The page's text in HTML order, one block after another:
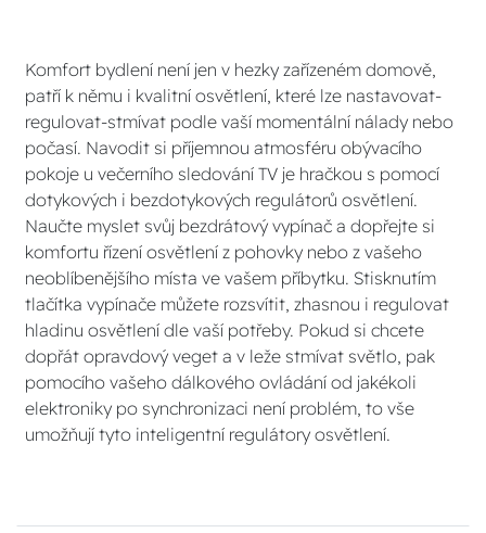
Komfort bydlení není jen v hezky zařízeném domově,
patří k němu i kvalitní osvětlení, které lze nastavovat-
regulovat-stmívat podle vaší momentální nálady nebo
počasí. Navodit si příjemnou atmosféru obývacího
pokoje u večerního sledování TV je hračkou s pomocí
dotykových i bezdotykových regulátorů osvětlení.
Naučte myslet svůj bezdrátový vypínač a dopřejte si
komfortu řízení osvětlení z pohovky nebo z vašeho
neoblíbenějšího místa ve vašem příbytku. Stisknutím
tlačítka vypínače můžete rozsvítit, zhasnou i regulovat
hladinu osvětlení dle vaší potřeby. Pokud si chcete
dopřát opravdový veget a v leže stmívat světlo, pak
pomocího vašeho dálkového ovládání od jakékoli
elektroniky po synchronizaci není problém, to vše
umožňují tyto inteligentní regulátory osvětlení.